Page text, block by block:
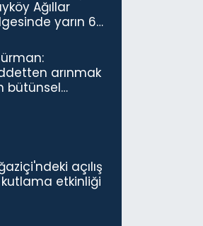
Ağıllar
yarın 6
arınmak
bütünsel
açılış
etkinliği